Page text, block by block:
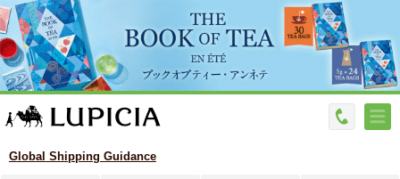
Global Shipping Guidance